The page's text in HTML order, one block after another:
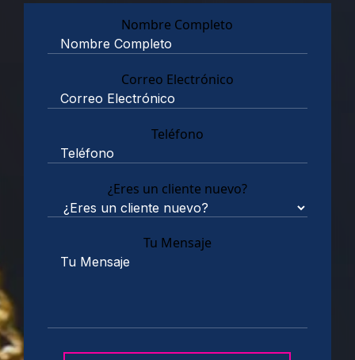
Nombre Completo
Correo Electrónico
Teléfono
¿Eres un cliente nuevo?
Tu Mensaje